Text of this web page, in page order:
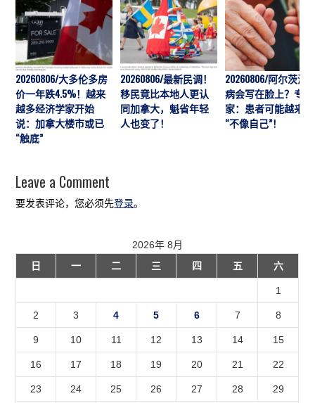
20260806/大多伦多房
价一年跌4.5%！越来
越多经济学家开始
说：加拿大楼市或已
“触底”
20260806/最新民调！
移民竟比本地人更认
同加拿大，魁省年轻
人也变了！
20260806/阿尔茨海
病会写在脸上？专
家：患者可能越来越
“不像自己”！
Leave a Comment
要发表评论，您必须先登录。
2026年 8月
日
一 二 三 四 五 六
1
2 3 4 5 6 7 8
9 10 11 12 13 14 15
16 17 18 19 20 21 22
23 24 25 26 27 28 29